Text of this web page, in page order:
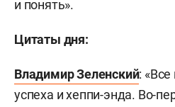
и понять».
Цитаты дня:
Владимир Зеленский:
успеха и хеппи-энда. Во-